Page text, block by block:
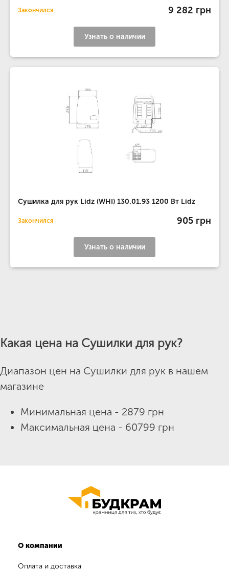
Закончился 9 282 грн
Узнать о наличии
Сушилка для рук Lidz (WHI) 130.01.93 1200 Вт Lidz
Закончился 905 грн
Узнать о наличии
Какая цена на Сушилки для рук?
Диапазон цен на Сушилки для рук в нашем
магазине
Минимальная цена - 2879 грн
Максимальная цена - 60799 грн
О компании
Оплата и доставка